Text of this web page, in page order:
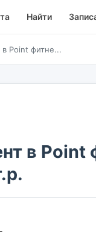
Найти
Point фитне...
в Point